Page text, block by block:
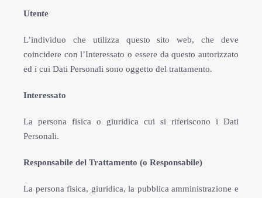
Utente
L’individuo che utilizza questo sito web, che deve
coincidere con l’Interessato o essere da questo autorizzato
ed i cui Dati Personali sono oggetto del trattamento.
Interessato
La persona fisica o giuridica cui si riferiscono i Dati
Personali.
Responsabile del Trattamento (o Responsabile)
La persona fisica, giuridica, la pubblica amministrazione e